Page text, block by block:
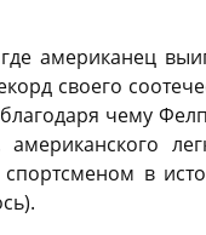
американец
своего
чему
в